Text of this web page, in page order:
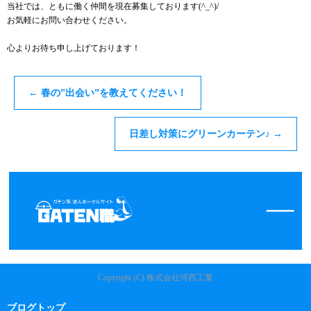
当社では、ともに働く仲間を現在募集しております(^_^)/
お気軽にお問い合わせください。
心よりお待ち申し上げております！
← 春の”出会い”を教えてください！
日差し対策にグリーンカーテン♪ →
Copyright (C) 株式会社河西工業
ブログトップ